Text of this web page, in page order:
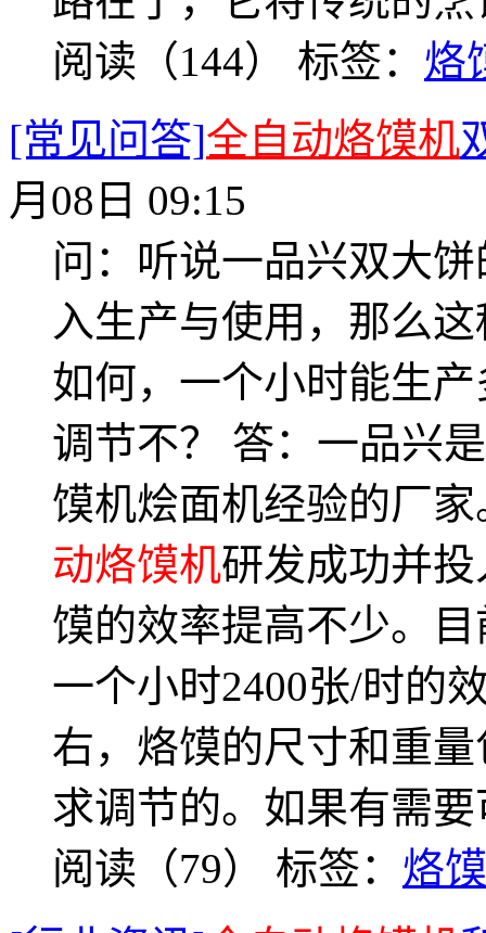
阅读（144） 标签： 烙
[常见问答]全自动烙馍机
月08日 09:15
问：听说一品兴双大饼
入生产与使用，那么
如何，一个小时能生
调节不？ 答：一品兴
馍机烩面机经验的厂
动烙馍机研发成功并
馍的效率提高不少。
一个小时2400张/时的
右，烙馍的尺寸和重
求调节的。如果有需要
阅读（79） 标签： 烙